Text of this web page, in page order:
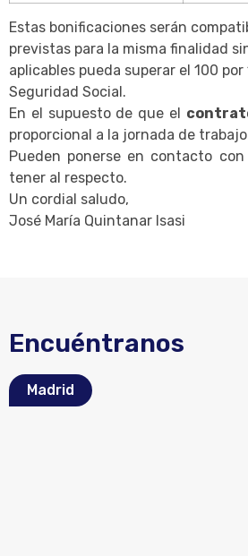
Estas bonificaciones serán
previstas para la misma finalidad
aplicables pueda superar el 100
Seguridad Social.
En el supuesto de que el
proporcional a la jornada de
Pueden ponerse en contacto
tener al respecto.
Un cordial saludo,
José María Quintanar Isasi
Encuéntranos
Madrid